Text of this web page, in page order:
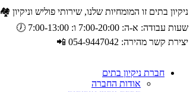
ניקיון בתים זו המומחיות שלנו, שירותי פוליש וניקיון 🏘️
שעות עבודה: א-ה: 7:00-20:00 ו: 7:00-13:00 🕖
יצירת קשר מהירה: 054-9447042 📲
חברת ניקיון בתים
אודות החברה